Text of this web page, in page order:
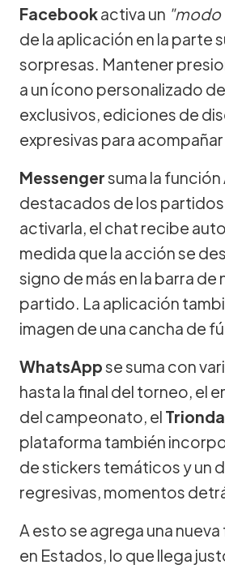
Facebookactiva un
de la aplicación en la parte
sorpresas. Mantener
a un ícono personalizado
exclusivos, ediciones de
expresivas para
Messengersuma la
destacados de los
activarla, el chat recibe
medida que la acción se
signo de más en la barra
partido. La aplicación
imagen de una cancha de
WhatsAppse suma con
hasta la final del torneo, el
del campeonato, el Trionda
plataforma también
de stickers temáticos y un
regresivas, momentos
A esto se agrega una
en Estados, lo que llega